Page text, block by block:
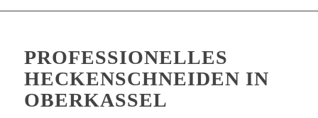
PROFESSIONELLES
HECKENSCHNEIDEN IN
OBERKASSEL